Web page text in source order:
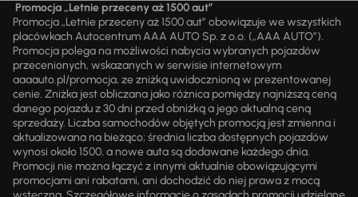
Promocja „Letnie przeceny aż 1500 aut”
Promocja „Letnie przeceny aż 1500 aut” obowiązuje we wszystkich
placówkach Autocentrum AAA AUTO Sp. z o.o. („AAA AUTO”).
Promocja polega na możliwości nabycia wybranych pojazdów
przecenionych, wskazanych w serwisie internetowym
aaaauto.pl/promocja, ze zniżką uwidocznioną w prezentowanej
cenie. Zniżka jest obliczana jako różnica pomiędzy najniższą ceną
danego pojazdu z 30 dni przed obniżką a jego aktualną ceną
sprzedaży. Liczba samochodów objętych promocją jest zmienna i
aktualizowana na bieżąco; średnia liczba dostępnych pojazdów
wynosi około 1500, a nowe auta są dodawane każdego dnia.
Promocji nie można łączyć z innymi aktualnie obowiązującymi
promocjami ani rabatami, ani dochodzić do niej prawa z mocą